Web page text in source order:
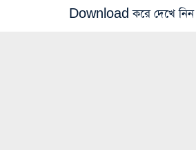
Download করে দেখে নিন।